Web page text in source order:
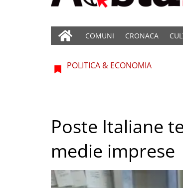
COMUNI CRONACA
POLITICA & ECONOMIA
Poste Italiane
medie imprese